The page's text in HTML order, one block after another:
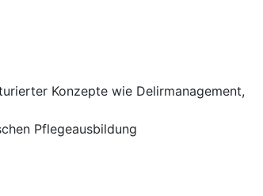
Konzepte wie Delirmanagement,
Pflegeausbildung